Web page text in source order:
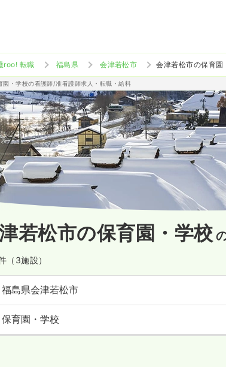
roo! 転職 福島県 会津若松市 会津若松市の保育園
園・学校の看護師/准看護師求人・転職・給料
若松市の保育園・学校
（3施設）
福島県会津若松市
保育園・学校